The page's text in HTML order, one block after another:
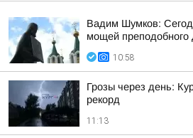
Вадим Шумков:
мощей преподобного
10:58
Грозы через день:
рекорд
11:13